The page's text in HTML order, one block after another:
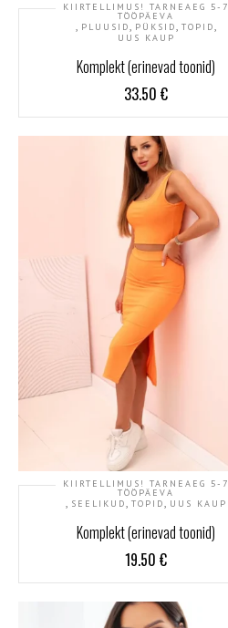
KIIRTELLIMUS! TARNEAEG 5-7
TÖÖPÄEVA
PLUUSID PÜKSID TOPID
UUS KAUP
Komplekt (erinevad toonid)
33.50 €
KIIRTELLIMUS! TARNEAEG 5-7
TÖÖPÄEVA
, SEELIKUD, TOPID, UUS KAUP
Komplekt (erinevad toonid)
19.50 €